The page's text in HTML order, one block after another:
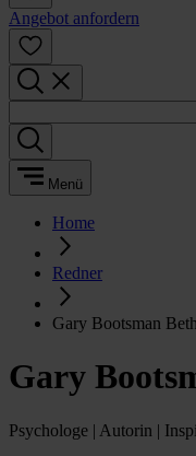
Angebot anfordern
Menü
Home
Redner
Gary Bootsman Beth
Gary
Psychologe | Autorin |